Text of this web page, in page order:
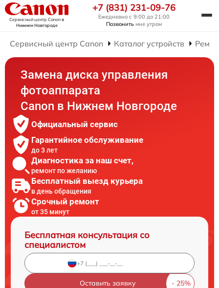
Сервисный центр Canonв
Нижнем Новгороде
+7 (831) 231-09-76
Ежедневно с 9:00 до 21:00
Позвонить мне утром
Сервисный центр Canon Каталог устройств
Замена диска управления
фотоаппарата
Canon в Нижнем Новгороде
Официальный сервис
Гарантийное обслуживание
до 3 лет
Диагностика за наш счет,
ремонт по желанию
Бесплатный выезд курьера
в день обращения
Срочный ремонт
от 35 минут
Бесплатная консультация со
специалистом
Оставить заявку